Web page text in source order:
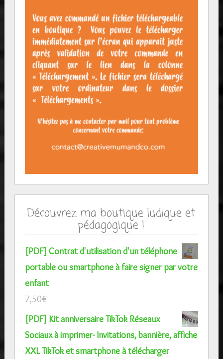
Découvrez ma boutique ludique et
pédagogique !
[PDF] Contrat d'utilisation d'un téléphone
portable ou smartphone à faire signer par votre
enfant
7,50€
[PDF] Kit anniversaire TikTok Réseaux
Sociaux à imprimer- Invitations, bannière, affiche
XXL TikTok et smartphone à télécharger